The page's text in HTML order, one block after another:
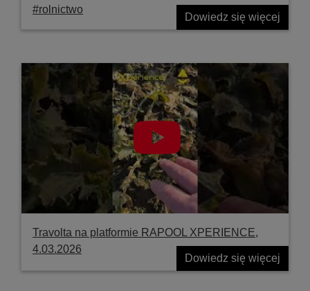
#rolnictwo
Dowiedz się więcej
Travolta na platformie RAPOOL XPERIENCE,
4.03.2026
Dowiedz się więcej